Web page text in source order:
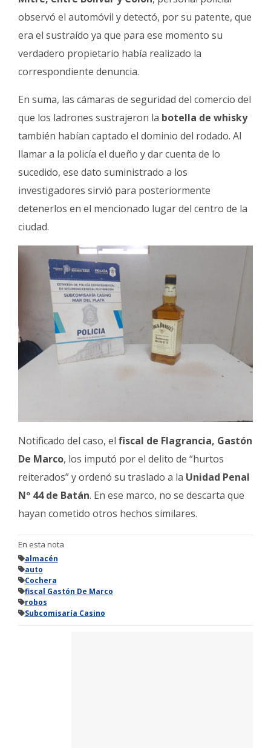
observó el automóvil y detectó, por su patente, que
era el sustraído ya que para ese momento su
verdadero propietario había realizado la
correspondiente denuncia.
En suma, las cámaras de seguridad del comercio del
que los ladrones sustrajeron la botella de whisky
también habían captado el dominio del rodado. Al
llamar a la policía el dueño y dar cuenta de lo
sucedido, ese dato suministrado a los
investigadores sirvió para posteriormente
detenerlos en el mencionado lugar del centro de la
ciudad.
Notificado del caso, el fiscal de Flagrancia, Gastón
De Marco, los imputó por el delito de “hurtos
reiterados” y ordenó su traslado a la Unidad Penal
Nº 44 de Batán. En ese marco, no se descarta que
hayan cometido otros hechos similares.
En esta nota
almacén
auto
Cochera
fiscal Gastón De Marco
robos
Subcomisaría Casino